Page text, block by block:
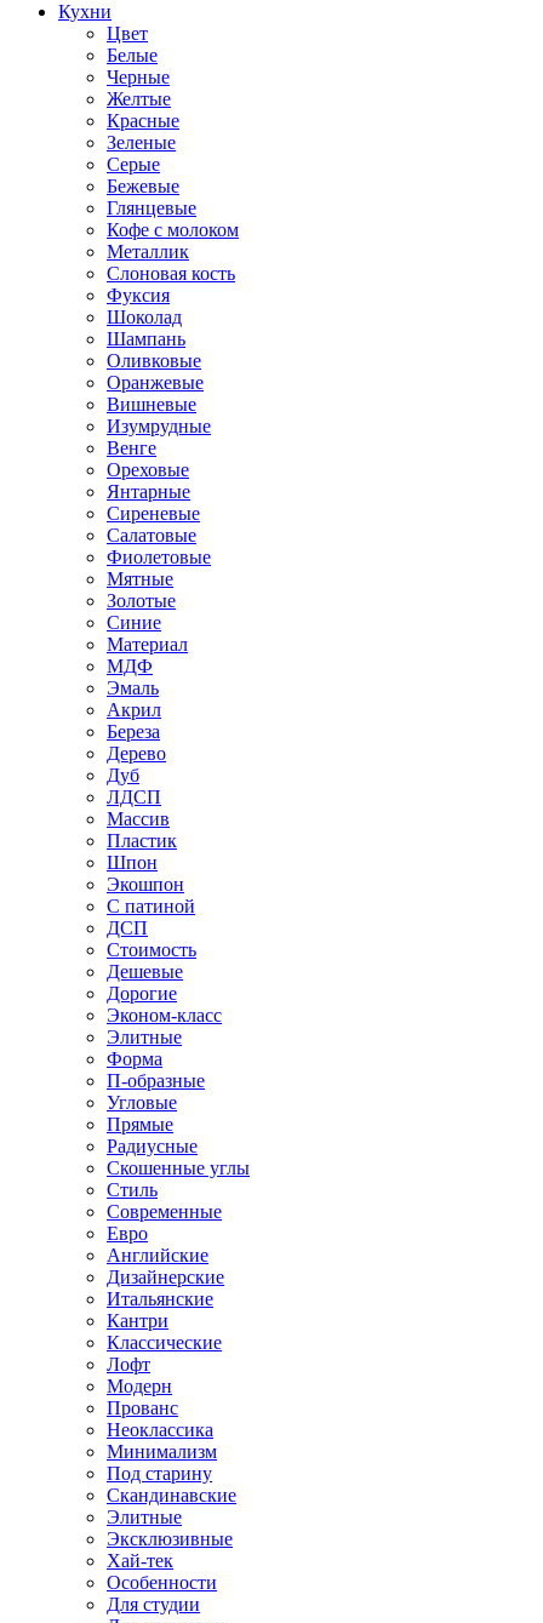
Кухни
Цвет
Белые
Черные
Желтые
Красные
Зеленые
Серые
Бежевые
Глянцевые
Кофе с молоком
Металлик
Слоновая кость
Фуксия
Шоколад
Шампань
Оливковые
Оранжевые
Вишневые
Изумрудные
Венге
Ореховые
Янтарные
Сиреневые
Салатовые
Фиолетовые
Мятные
Золотые
Синие
Материал
МДФ
Эмаль
Акрил
Береза
Дерево
Дуб
ЛДСП
Массив
Пластик
Шпон
Экошпон
С патиной
ДСП
Стоимость
Дешевые
Дорогие
Эконом-класс
Элитные
Форма
П-образные
Угловые
Прямые
Радиусные
Скошенные углы
Стиль
Современные
Евро
Английские
Дизайнерские
Итальянские
Кантри
Классические
Лофт
Модерн
Прованс
Неоклассика
Минимализм
Под старину
Скандинавские
Элитные
Эксклюзивные
Хай-тек
Особенности
Для студии